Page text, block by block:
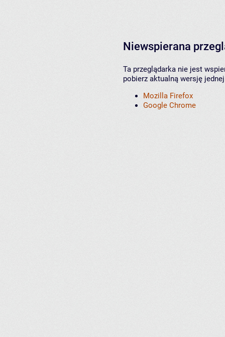
Niewspierana
Ta przeglądarka nie jest
pobierz aktualną wersję
Mozilla Firefox
Google Chrome